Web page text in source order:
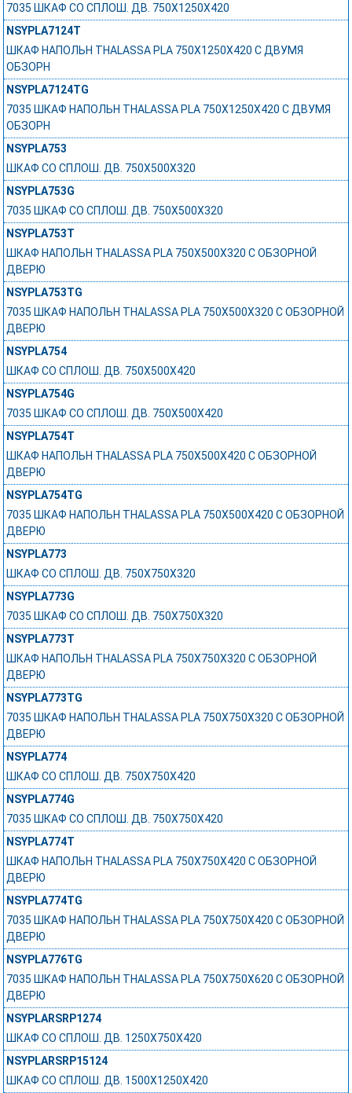
7035 ШКАФ СО СПЛОШ. ДВ. 750Х1250Х420
NSYPLA7124T
ШКАФ НАПОЛЬН THALASSA PLA 750X1250X420 C ДВУМЯ
ОБЗОРН
NSYPLA7124TG
7035 ШКАФ НАПОЛЬН THALASSA PLA 750X1250X420 C ДВУМЯ
ОБЗОРН
NSYPLA753
ШКАФ СО СПЛОШ. ДВ. 750Х500Х320
NSYPLA753G
7035 ШКАФ СО СПЛОШ. ДВ. 750Х500Х320
NSYPLA753T
ШКАФ НАПОЛЬН THALASSA PLA 750X500X320 C ОБЗОРНОЙ
ДВЕРЮ
NSYPLA753TG
7035 ШКАФ НАПОЛЬН THALASSA PLA 750X500X320 C ОБЗОРНОЙ
ДВЕРЮ
NSYPLA754
ШКАФ СО СПЛОШ. ДВ. 750Х500Х420
NSYPLA754G
7035 ШКАФ СО СПЛОШ. ДВ. 750Х500Х420
NSYPLA754T
ШКАФ НАПОЛЬН THALASSA PLA 750X500X420 C ОБЗОРНОЙ
ДВЕРЮ
NSYPLA754TG
7035 ШКАФ НАПОЛЬН THALASSA PLA 750X500X420 C ОБЗОРНОЙ
ДВЕРЮ
NSYPLA773
ШКАФ СО СПЛОШ. ДВ. 750Х750Х320
NSYPLA773G
7035 ШКАФ СО СПЛОШ. ДВ. 750Х750Х320
NSYPLA773T
ШКАФ НАПОЛЬН THALASSA PLA 750X750X320 C ОБЗОРНОЙ
ДВЕРЮ
NSYPLA773TG
7035 ШКАФ НАПОЛЬН THALASSA PLA 750X750X320 C ОБЗОРНОЙ
ДВЕРЮ
NSYPLA774
ШКАФ СО СПЛОШ. ДВ. 750Х750Х420
NSYPLA774G
7035 ШКАФ СО СПЛОШ. ДВ. 750Х750Х420
NSYPLA774T
ШКАФ НАПОЛЬН THALASSA PLA 750X750X420 C ОБЗОРНОЙ
ДВЕРЮ
NSYPLA774TG
7035 ШКАФ НАПОЛЬН THALASSA PLA 750X750X420 C ОБЗОРНОЙ
ДВЕРЮ
NSYPLA776TG
7035 ШКАФ НАПОЛЬН THALASSA PLA 750X750X620 C ОБЗОРНОЙ
ДВЕРЮ
NSYPLARSRP1274
ШКАФ СО СПЛОШ. ДВ. 1250Х750Х420
NSYPLARSRP15124
ШКАФ СО СПЛОШ. ДВ. 1500Х1250Х420